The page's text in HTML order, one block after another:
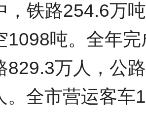
，铁路254.6万
1098吨。全年
829.3万人，公
。全市营运客车